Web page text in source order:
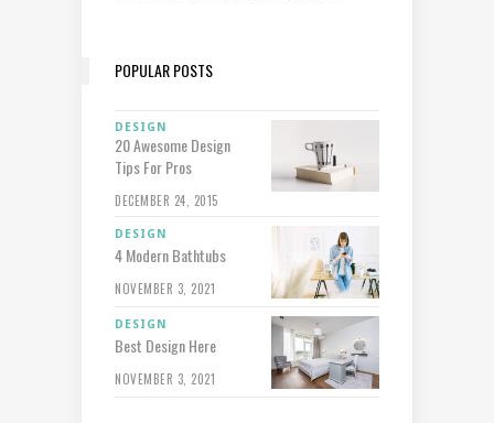
POPULAR POSTS
DESIGN
20 Awesome Design
Tips For Pros
DECEMBER 24, 2015
DESIGN
4 Modern Bathtubs
NOVEMBER 3, 2021
DESIGN
Best Design Here
NOVEMBER 3, 2021